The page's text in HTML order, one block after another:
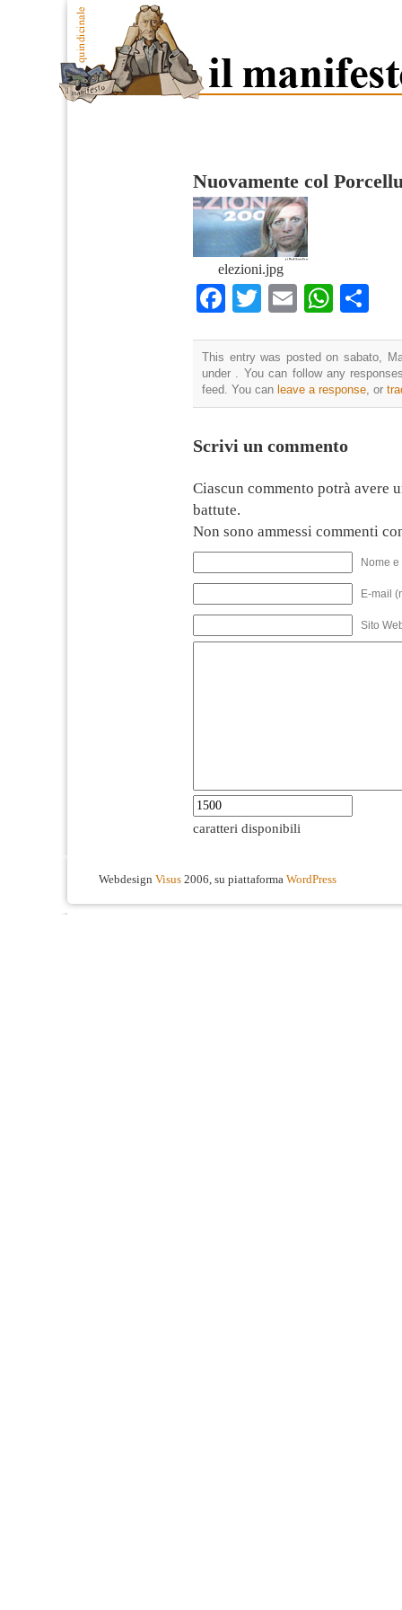
Nuovamente col
elezioni.jpg
Facebook
Twitter
Email
This entry was posted on sabato,
under . You can follow any
feed. You can leave a response , or
Scrivi un commento
Ciascun commento potrà avere
battute.
Non sono ammessi commenti
Nome
E-mail
Sito
caratteri disponibili
Webdesign Visus 2006, su piattaforma WordPress